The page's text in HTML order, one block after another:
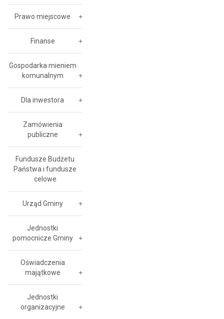
Prawo miejscowe
Finanse
Gospodarka mieniem
komunalnym
Dla inwestora
Zamówienia
publiczne
Fundusze Budżetu
Państwa i fundusze
celowe
Urząd Gminy
Jednostki
pomocnicze Gminy
Oświadczenia
majątkowe
Jednostki
organizacyjne